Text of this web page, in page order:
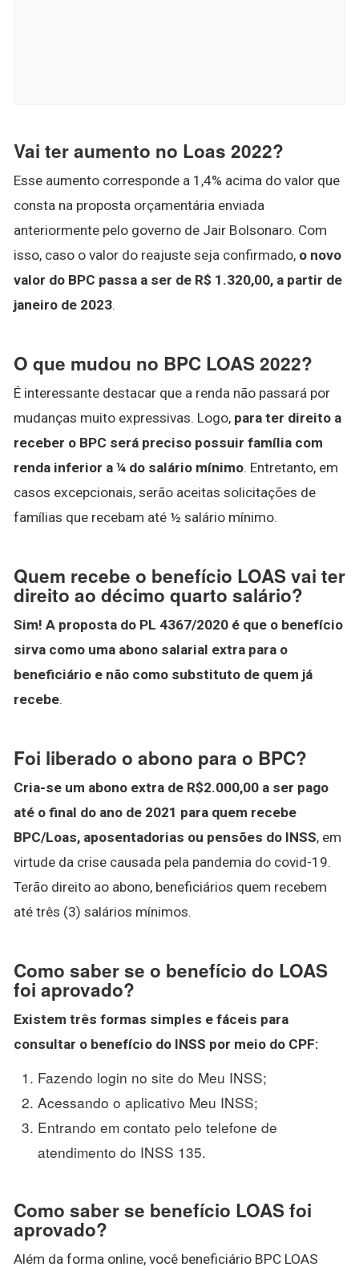
Vai ter aumento no Loas 2022?
Esse aumento corresponde a 1,4% acima do valor que
consta na proposta orçamentária enviada
anteriormente pelo governo de Jair Bolsonaro. Com
isso, caso o valor do reajuste seja confirmado, o novo
valor do BPC passa a ser de R$ 1.320,00, a partir de
janeiro de 2023.
O que mudou no BPC LOAS 2022?
É interessante destacar que a renda não passará por
mudanças muito expressivas. Logo, para ter direito a
receber o BPC será preciso possuir família com
renda inferior a ¼ do salário mínimo. Entretanto, em
casos excepcionais, serão aceitas solicitações de
famílias que recebam até ½ salário mínimo.
Quem recebe o benefício LOAS vai ter
direito ao décimo quarto salário?
Sim! A proposta do PL 4367/2020 é que o benefício
sirva como uma abono salarial extra para o
beneficiário e não como substituto de quem já
recebe.
Foi liberado o abono para o BPC?
Cria-se um abono extra de R$2.000,00 a ser pago
até o final do ano de 2021 para quem recebe
BPC/Loas, aposentadorias ou pensões do INSS, em
virtude da crise causada pela pandemia do covid-19.
Terão direito ao abono, beneficiários quem recebem
até três (3) salários mínimos.
Como saber se o benefício do LOAS
foi aprovado?
Existem três formas simples e fáceis para
consultar o benefício do INSS por meio do CPF:
Fazendo login no site do Meu INSS;
Acessando o aplicativo Meu INSS;
Entrando em contato pelo telefone de
atendimento do INSS 135.
Como saber se benefício LOAS foi
aprovado?
Além da forma online, você beneficiário BPC LOAS